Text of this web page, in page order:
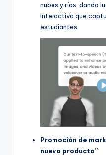
nubes y ríos, dando
interactiva que
estudiantes.
Promoción de
nuevo producto”